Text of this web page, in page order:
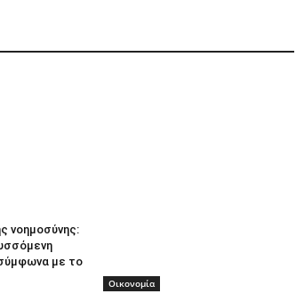
νοημοσύνης:
με το
Οικονομία